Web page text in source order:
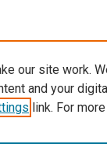
our site work.
and your
link. For